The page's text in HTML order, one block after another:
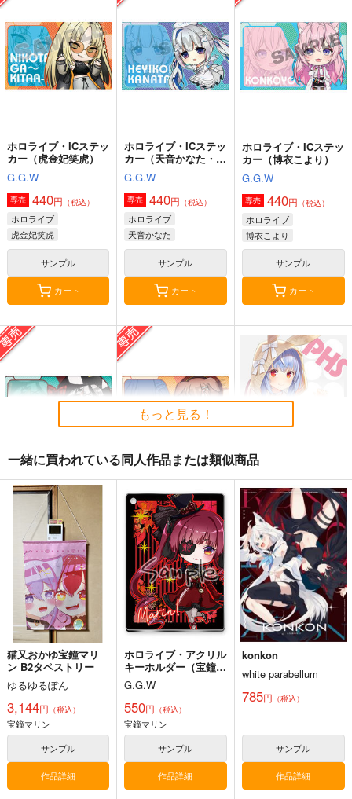
ホロライブ・ICステッ
カー（虎金妃笑虎）
G.G.W
専売 440円 （税込）
ホロライブ
虎金妃笑虎
サンプル
カート
ホロライブ・ICステッ
カー（天音かなた・ナ
ース衣装）
G.G.W
専売 440円 （税込）
ホロライブ
天音かなた
サンプル
カート
ホロライブ・ICステッ
カー（博衣こより）
G.G.W
専売 440円 （税込）
ホロライブ
博衣こより
サンプル
カート
ホロライブ・ICステッ
カー（沙花叉クロヱ）
G.G.W
専売 440円（税込）
ホロライブ
沙花叉クロヱ
サンプル
カート
ホロライブ・ICステッ
カー（戌神ころね・制
服衣装）
G.G.W
専売 440円（税込）
ホロライブ
戌神ころね
サンプル
PHS
WIREFRAME
1,000円（税込）
ホロライブ
兎田ぺこら
小森めと
サンプル
カート
もっと見る！
一緒に買われている同人作品または類似商品
猫又おかゆ宝鐘マリ
ン B2タペストリー
ゆるゆるぽん
3,144円 （税込）
宝鐘マリン
サンプル
作品詳細
ホロライブ・アクリル
キーホルダー（宝鐘マ
リン・ゴスロリ衣装）
G.G.W
550円 （税込）
宝鐘マリン
サンプル
作品詳細
konkon
white parabellum
785円 （税込）
サンプル
作品詳細